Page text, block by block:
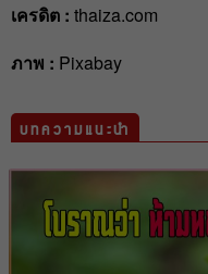
เครดิต : thaiza.com
ภาพ : Pixabay
บทความแนะนำ